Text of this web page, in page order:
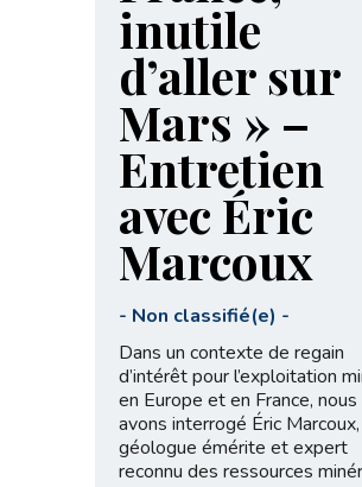
inutile
d’aller sur
Mars » –
Entretien
avec Éric
Marcoux
- Non classifié(e) -
Dans un contexte de regain
d’intérêt pour l’exploitation
en Europe et en France, nous
avons interrogé Éric Marcoux,
géologue émérite et expert
reconnu des ressources